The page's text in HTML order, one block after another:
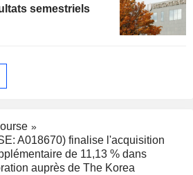
semestriels
A018670) finalise l'acquisition
de 11,13 % dans
auprès de The Korea